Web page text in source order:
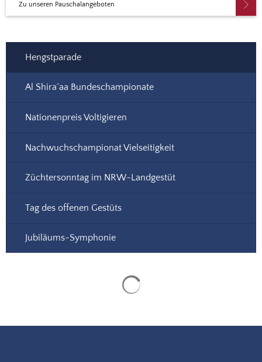
Zu unseren Pauschalangeboten
Hengstparade
Al Shira´aa Bundeschampionate
Nationenpreis Voltigieren
Nachwuchschampionat Vielseitigkeit
Züchtersonntag im NRW-Landgestüt
Tag des offenen Gestüts
Jubiläums-Symphonie